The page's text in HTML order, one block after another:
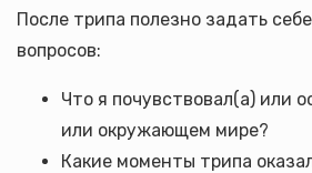
После трипа полезно задать
вопросов:
Что я почувствовал(а) или
или окружающем мире?
Какие моменты трипа